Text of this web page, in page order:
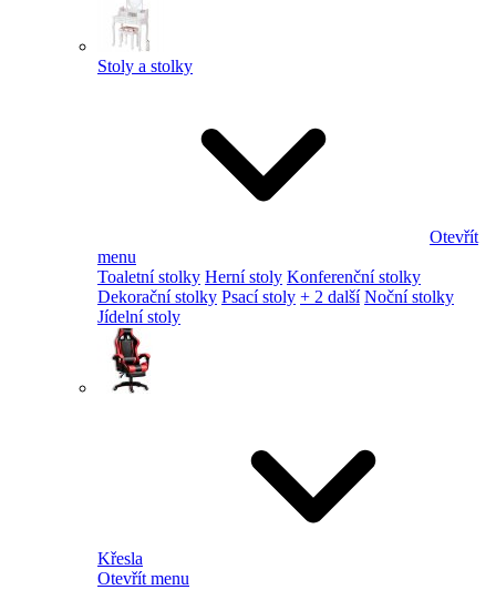
Stoly a stolky
Otevřít
menu
Toaletní stolky Herní stoly Konferenční stolky
Dekorační stolky Psací stoly + 2 další Noční stolky
Jídelní stoly
Křesla
Otevřít menu